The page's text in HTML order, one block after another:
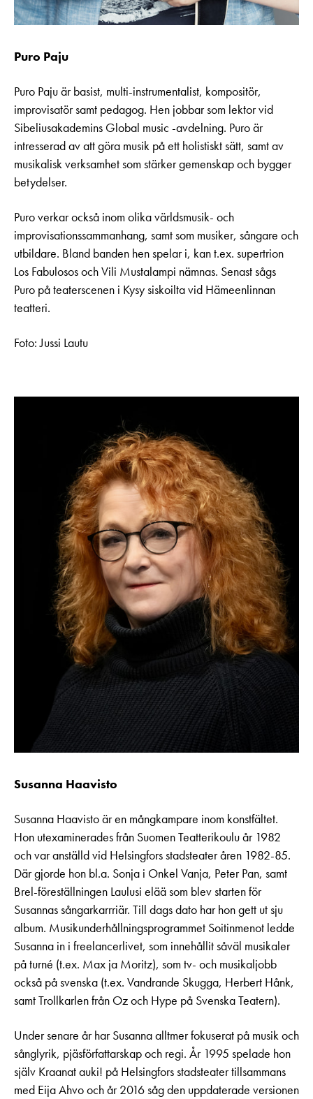
Puro Paju
Puro Paju är basist, multi-instrumentalist, kompositör,
improvisatör samt pedagog. Hen jobbar som lektor vid
Sibeliusakademins Global music -avdelning. Puro är
intresserad av att göra musik på ett holistiskt sätt, samt av
musikalisk verksamhet som stärker gemenskap och bygger
betydelser.
Puro verkar också inom olika världsmusik- och
improvisationssammanhang, samt som musiker, sångare och
utbildare. Bland banden hen spelar i, kan t.ex. supertrion
Los Fabulosos och Vili Mustalampi nämnas. Senast sågs
Puro på teaterscenen i Kysy siskoilta vid Hämeenlinnan
teatteri.
Foto: Jussi Lautu
Susanna Haavisto
Susanna Haavisto är en mångkampare inom konstfältet.
Hon utexaminerades från Suomen Teatterikoulu år 1982
och var anställd vid Helsingfors stadsteater åren 1982-85.
Där gjorde hon bl.a. Sonja i Onkel Vanja, Peter Pan, samt
Brel-föreställningen Laulusi elää som blev starten för
Susannas sångarkarrriär. Till dags dato har hon gett ut sju
album. Musikunderhållningsprogrammet Soitinmenot ledde
Susanna in i freelancerlivet, som innehållit såväl musikaler
på turné (t.ex. Max ja Moritz), som tv- och musikaljobb
också på svenska (t.ex. Vandrande Skugga, Herbert Hånk,
samt Trollkarlen från Oz och Hype på Svenska Teatern).
Under senare år har Susanna alltmer fokuserat på musik och
sånglyrik, pjäsförfattarskap och regi. År 1995 spelade hon
själv Kraanat auki! på Helsingfors stadsteater tillsammans
med Eija Ahvo och år 2016 såg den uppdaterade versionen